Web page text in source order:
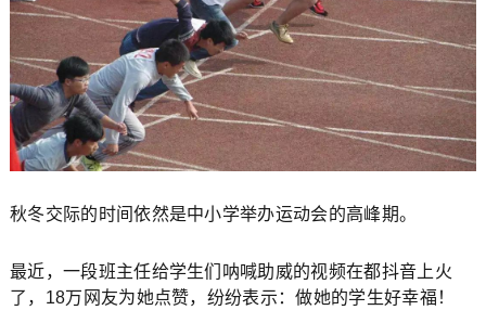
秋冬交际的时间依然是中小学举办运动会的高峰期。
最近，一段班主任给学生们呐喊助威的视频在都抖音上火
了，18万网友为她点赞，纷纷表示：做她的学生好幸福！